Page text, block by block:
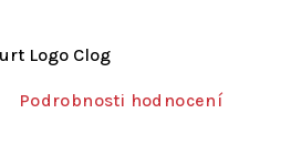
Logo Clog
Podrobnosti hodnocení